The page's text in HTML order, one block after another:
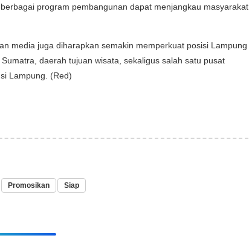
program pembangunan dapat menjangkau masyarakat
media juga diharapkan semakin memperkuat posisi Lampung
daerah tujuan wisata, sekaligus salah satu pusat
Lampung. (Red)
Promosikan Siap